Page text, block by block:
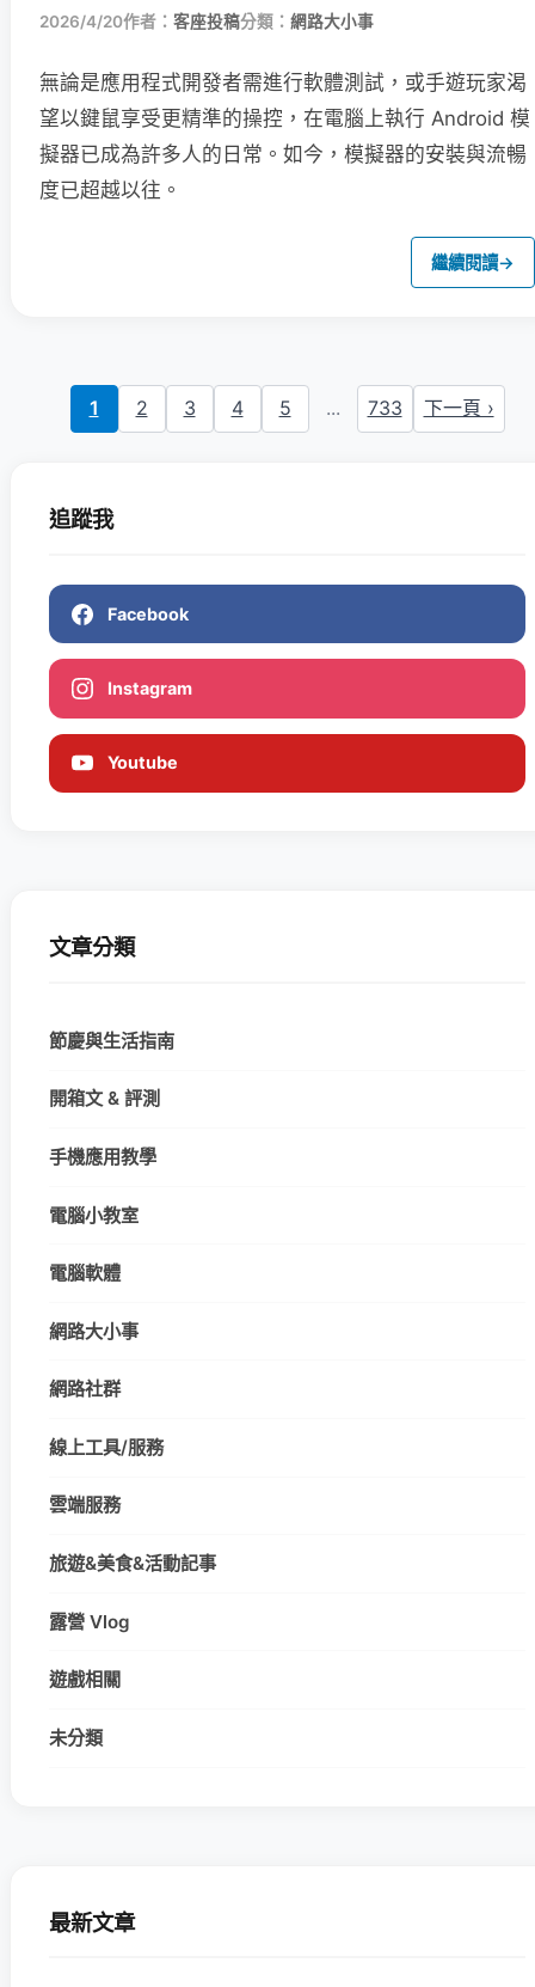
2026/4/20作者： 客座投稿分類： 網路大小事
無論是應用程式開發者需進行軟體測試，或手遊玩家渴
望以鍵鼠享受更精準的操控，在電腦上執行 Android 模
擬器已成為許多人的日常。如今，模擬器的安裝與流暢
度已超越以往。
繼續閱讀→
1 2 3 4 5 ... 733 下一頁 ›
追蹤我
Facebook
Instagram
Youtube
文章分類
節慶與生活指南
開箱文 & 評測
手機應用教學
電腦小教室
電腦軟體
網路大小事
網路社群
線上工具/服務
雲端服務
旅遊&美食&活動記事
露營 Vlog
遊戲相關
未分類
最新文章